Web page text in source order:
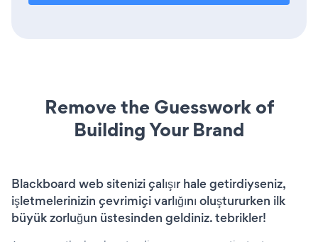
Remove the Guesswork of
Building Your Brand
Blackboard web sitenizi çalışır hale getirdiyseniz,
işletmelerinizin çevrimiçi varlığını oluştururken ilk
büyük zorluğun üstesinden geldiniz. tebrikler!